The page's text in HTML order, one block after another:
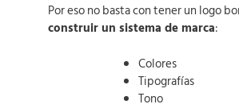
Por eso no basta con tener un logo
construir un sistema de marca:
Colores
Tipografías
Tono